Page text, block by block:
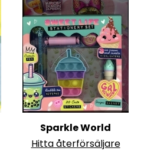
Sparkle World
Hitta återförsäljare